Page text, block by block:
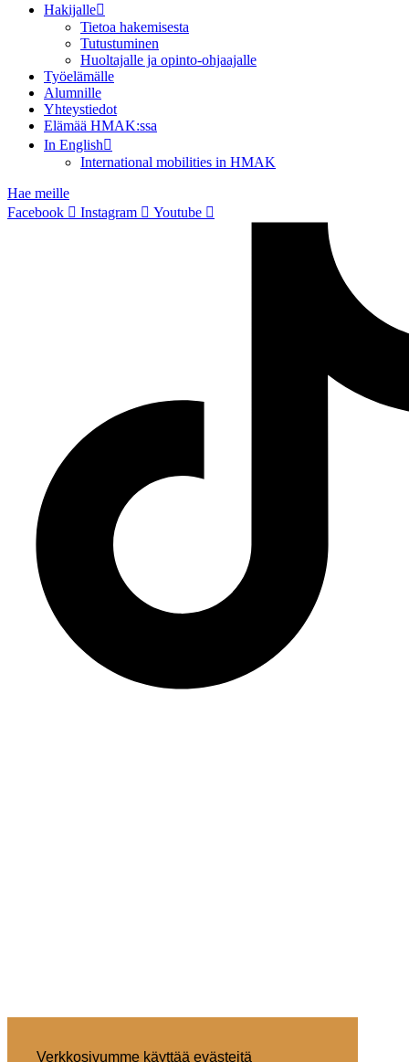
Verkkosivumme käyttää evästeitä
Hakijalle
Tietoa hakemisesta
Tutustuminen
Huoltajalle ja opinto-ohjaajalle
Työelämälle
Alumnille
Yhteystiedot
Elämää HMAK:ssa
In English
International mobilities in HMAK
Hae meille
Facebook
Instagram Youtube